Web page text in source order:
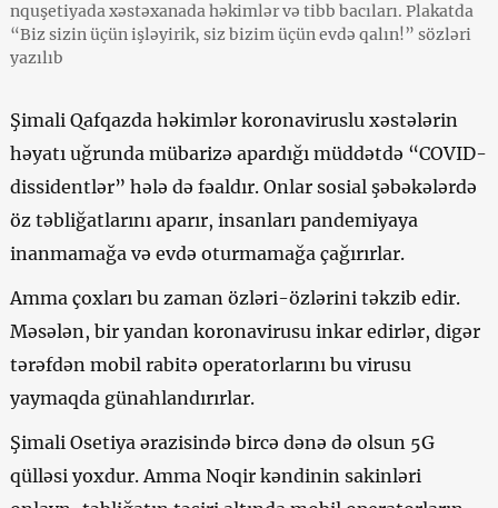
nquşetiyada xəstəxanada həkimlər və tibb bacıları. Plakatda
“Biz sizin üçün işləyirik, siz bizim üçün evdə qalın!” sözləri
yazılıb
Şimali Qafqazda həkimlər koronaviruslu xəstələrin
həyatı uğrunda mübarizə apardığı müddətdə “COVID-
dissidentlər” hələ də fəaldır. Onlar sosial şəbəkələrdə
öz təbliğatlarını aparır, insanları pandemiyaya
inanmamağa və evdə oturmamağa çağırırlar.
Amma çoxları bu zaman özləri-özlərini təkzib edir.
Məsələn, bir yandan koronavirusu inkar edirlər, digər
tərəfdən mobil rabitə operatorlarını bu virusu
yaymaqda günahlandırırlar.
Şimali Osetiya ərazisində bircə dənə də olsun 5G
qülləsi yoxdur. Amma Noqir kəndinin sakinləri